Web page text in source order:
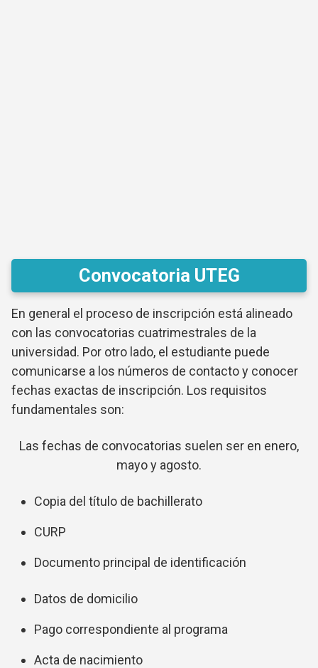
Convocatoria UTEG
En general el proceso de inscripción está alineado
con las convocatorias cuatrimestrales de la
universidad. Por otro lado, el estudiante puede
comunicarse a los números de contacto y conocer
fechas exactas de inscripción. Los requisitos
fundamentales son:
Las fechas de convocatorias suelen ser en enero,
mayo y agosto.
Copia del título de bachillerato
CURP
Documento principal de identificación
Datos de domicilio
Pago correspondiente al programa
Acta de nacimiento